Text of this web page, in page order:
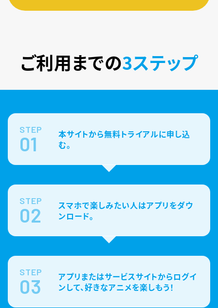
ご利用までの3ステップ
STEP
01
本サイトから無料トライアルに申し込
む。
STEP
02
スマホで楽しみたい人はアプリをダウ
ンロード。
STEP
03
アプリまたはサービスサイトからログイ
ンして、好きなアニメを楽しもう！